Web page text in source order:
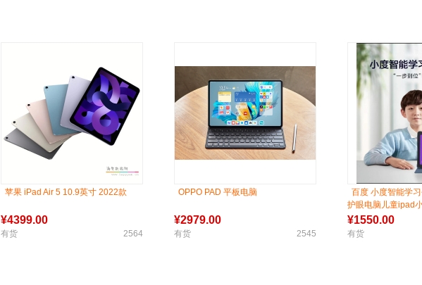
苹果 iPad Air 5 10.9英寸 2022款
¥4399.00
有货 2564
OPPO PAD 平板电脑
¥2979.00
有货 2545
百度 小度智能学
护眼电脑儿童ipad
机点读机英语学习
品
¥1550.00
有货